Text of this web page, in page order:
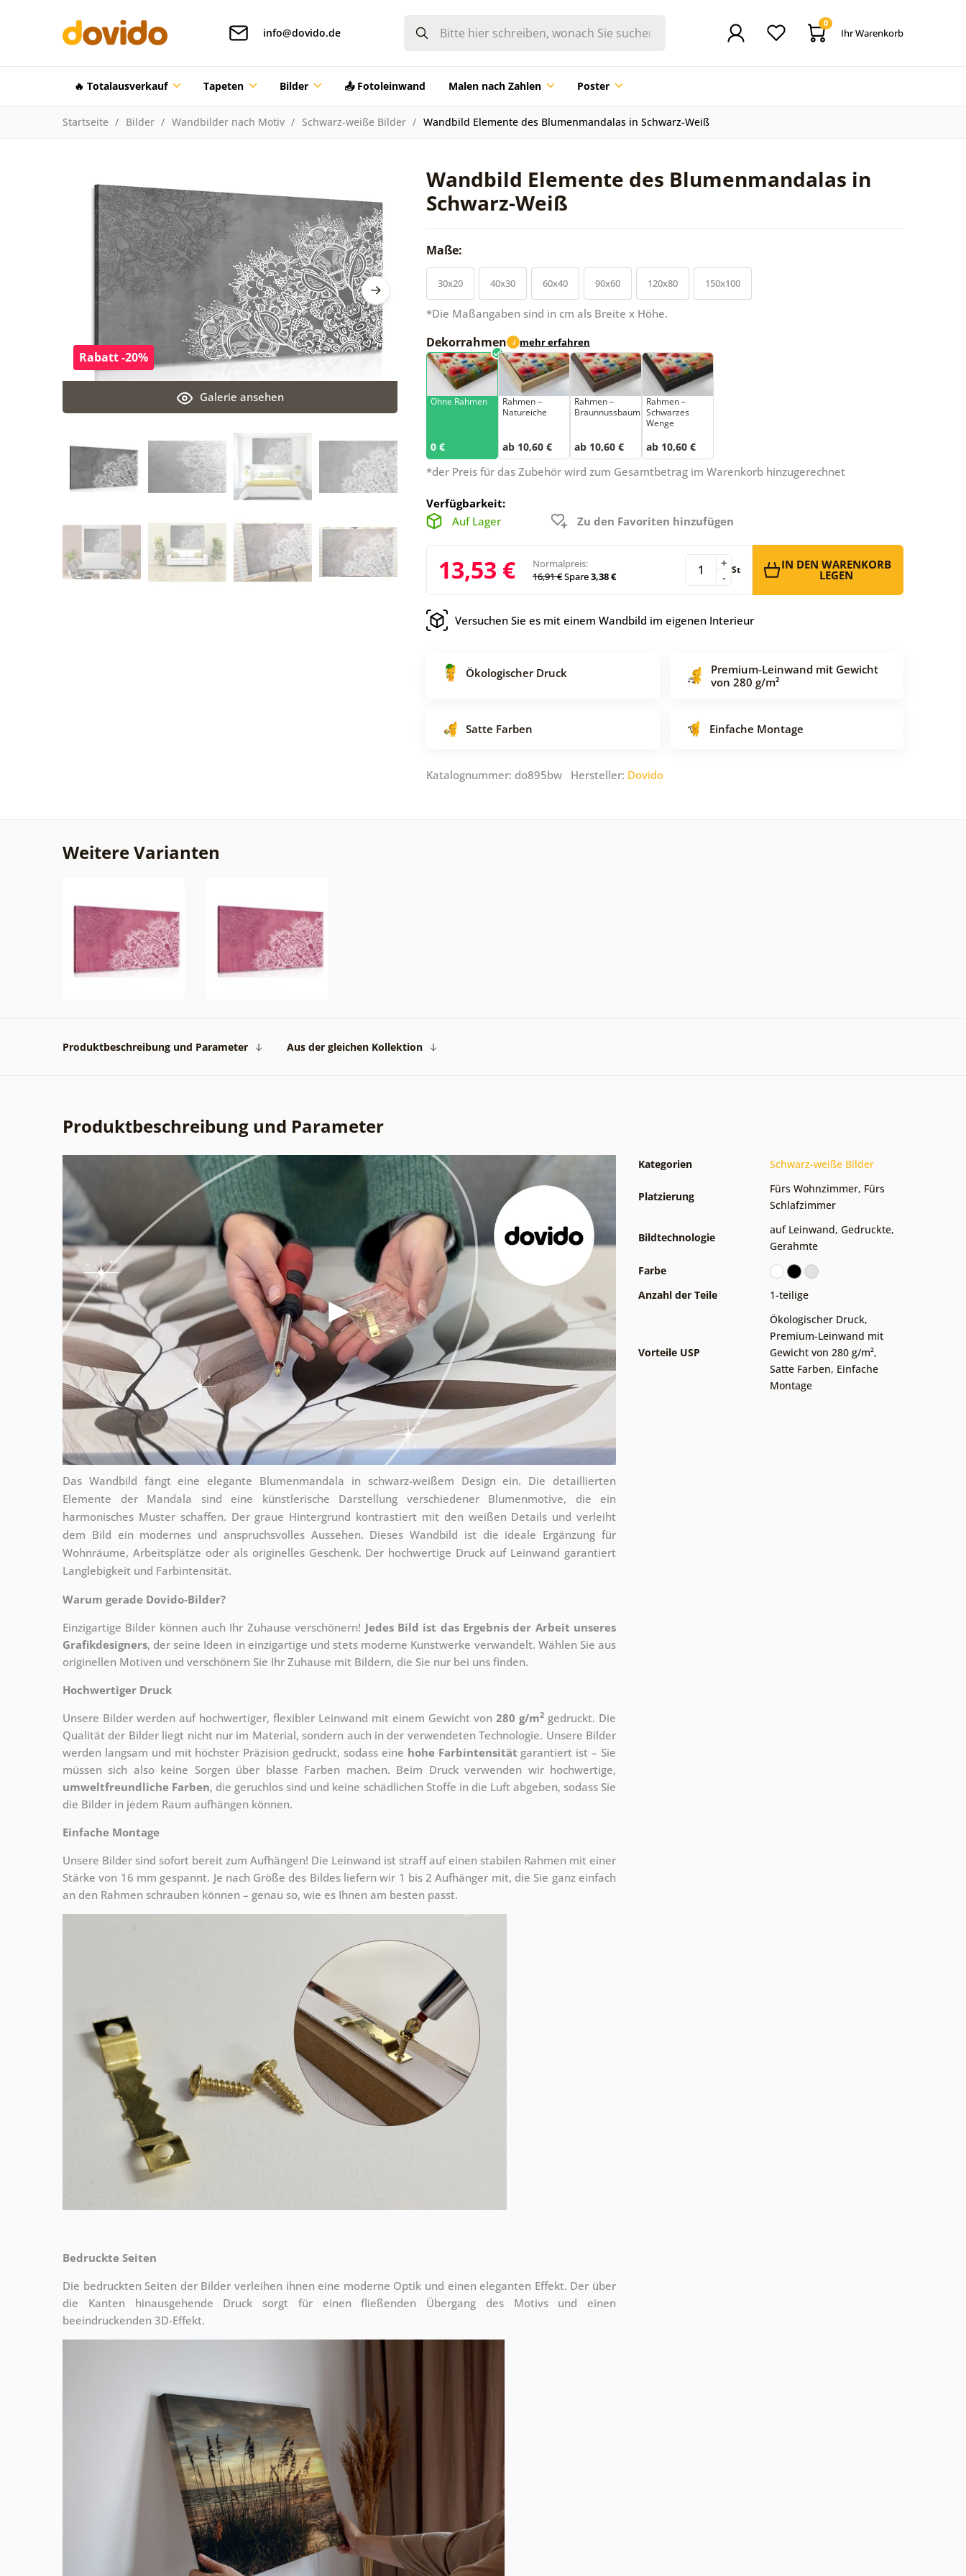
info@dovido.de
0
Ihr Warenkorb
🔥 Totalausverkauf Tapeten Bilder 📤 Fotoleinwand Malen nach Zahlen Poster
Startseite Bilder Wandbilder nach Motiv Schwarz-weiße Bilder Wandbild Elemente des Blumenmandalas in Schwarz-Weiß
Wandbild Elemente des Blumenmandalas in
Schwarz-Weiß
Galerie ansehen
Rabatt -20%
Maße:
30x20 40x30 60x40 90x60 120x80 150x100
*Die Maßangaben sind in cm als Breite x Höhe.
Dekorrahmen i mehr erfahren
Ohne Rahmen
0 €
Rahmen –
Natureiche
ab 10,60 €
Rahmen –
Braunnussbaum
ab 10,60 €
Rahmen –
Schwarzes
Wenge
ab 10,60 €
*der Preis für das Zubehör wird zum Gesamtbetrag im Warenkorb hinzugerechnet
Verfügbarkeit:
Auf Lager
Zu den Favoriten hinzufügen
13,53 €
Normalpreis:
16,91 €Spare3,38 € -
+ St IN DEN WARENKORB
LEGEN
Versuchen Sie es mit einem Wandbild im eigenen Interieur
Ökologischer Druck
Premium-Leinwand mit Gewicht
von 280 g/m²
Satte Farben Einfache Montage
Katalognummer: do895bw Hersteller: Dovido
Weitere Varianten
Produktbeschreibung und Parameter Aus der gleichen Kollektion
Produktbeschreibung und Parameter
Das Wandbild fängt eine elegante Blumenmandala in schwarz-weißem Design ein. Die detaillierten
Elemente der Mandala sind eine künstlerische Darstellung verschiedener Blumenmotive, die ein
harmonisches Muster schaffen. Der graue Hintergrund kontrastiert mit den weißen Details und verleiht
dem Bild ein modernes und anspruchsvolles Aussehen. Dieses Wandbild ist die ideale Ergänzung für
Wohnräume, Arbeitsplätze oder als originelles Geschenk. Der hochwertige Druck auf Leinwand garantiert
Langlebigkeit und Farbintensität.
Warum gerade Dovido-Bilder?
Einzigartige Bilder können auch Ihr Zuhause verschönern! Jedes Bild ist das Ergebnis der Arbeit unseres
Grafikdesigners, der seine Ideen in einzigartige und stets moderne Kunstwerke verwandelt. Wählen Sie aus
originellen Motiven und verschönern Sie Ihr Zuhause mit Bildern, die Sie nur bei uns finden.
Hochwertiger Druck
Unsere Bilder werden auf hochwertiger, flexibler Leinwand mit einem Gewicht von 280 g/m2 gedruckt. Die
Qualität der Bilder liegt nicht nur im Material, sondern auch in der verwendeten Technologie. Unsere Bilder
werden langsam und mit höchster Präzision gedruckt, sodass eine hohe Farbintensität garantiert ist – Sie
müssen sich also keine Sorgen über blasse Farben machen. Beim Druck verwenden wir hochwertige,
umweltfreundliche Farben, die geruchlos sind und keine schädlichen Stoffe in die Luft abgeben, sodass Sie
die Bilder in jedem Raum aufhängen können.
Einfache Montage
Unsere Bilder sind sofort bereit zum Aufhängen! Die Leinwand ist straff auf einen stabilen Rahmen mit einer
Stärke von 16 mm gespannt. Je nach Größe des Bildes liefern wir 1 bis 2 Aufhänger mit, die Sie ganz einfach
an den Rahmen schrauben können – genau so, wie es Ihnen am besten passt.
Bedruckte Seiten
Die bedruckten Seiten der Bilder verleihen ihnen eine moderne Optik und einen eleganten Effekt. Der über
die Kanten hinausgehende Druck sorgt für einen fließenden Übergang des Motivs und einen
beeindruckenden 3D-Effekt.
Kategorien Schwarz-weiße Bilder
Platzierung
Fürs Wohnzimmer, Fürs
Schlafzimmer
Bildtechnologie
auf Leinwand, Gedruckte,
Gerahmte
Farbe
Anzahl der Teile
1-teilige
Vorteile USP
Ökologischer Druck,
Premium-Leinwand mit
Gewicht von 280 g/m²,
Satte Farben, Einfache
Montage